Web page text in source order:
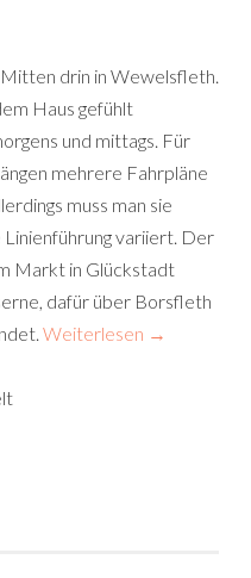
drin in Wewelsfleth.
Haus gefühlt
und mittags. Für
mehrere Fahrpläne
muss man sie
variiert. Der
Markt in Glückstadt
dafür über Borsfleth
Weiterlesen →